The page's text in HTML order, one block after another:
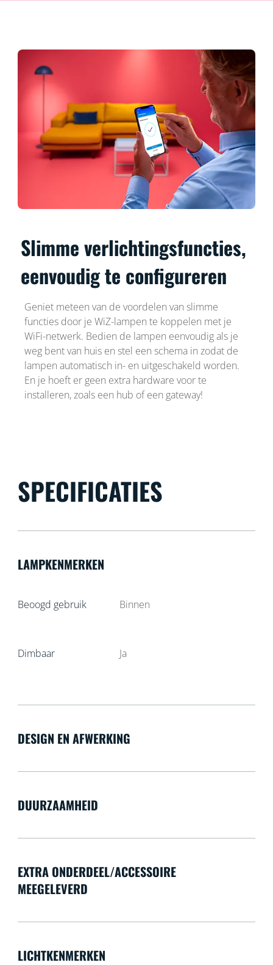
Slimme verlichtingsfuncties,
eenvoudig te configureren
Geniet meteen van de voordelen van slimme
functies door je WiZ-lampen te koppelen met je
WiFi-netwerk. Bedien de lampen eenvoudig als je
weg bent van huis en stel een schema in zodat de
lampen automatisch in- en uitgeschakeld worden.
En je hoeft er geen extra hardware voor te
installeren, zoals een hub of een gateway!
SPECIFICATIES
LAMPKENMERKEN
Beoogd gebruik Binnen
Dimbaar Ja
DESIGN EN AFWERKING
DUURZAAMHEID
EXTRA ONDERDEEL/ACCESSOIRE
MEEGELEVERD
LICHTKENMERKEN